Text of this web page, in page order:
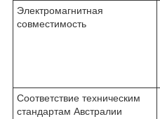
Электромагнитная
совместимость
Соответствие техническим
стандартам Австралии